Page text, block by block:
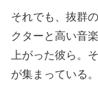
それでも、抜群
クターと高い音
上がった彼ら。
が集まっている。